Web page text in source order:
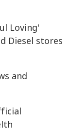
Loving'
Diesel stores
and